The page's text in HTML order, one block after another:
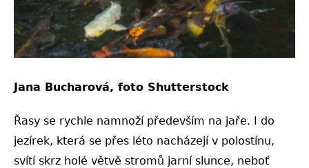
Jana Bucharová, foto Shutterstock
Řasy se rychle namnoží především na jaře. I do
jezírek, která se přes léto nacházejí v polostínu,
svítí skrz holé větvě stromů jarní slunce, neboť